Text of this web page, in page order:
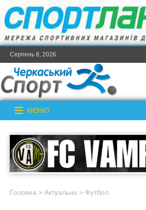
Серпень 8, 2026
МЕНЮ
Головна > Актуально > Футбол